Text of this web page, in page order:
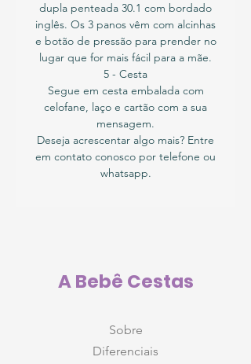
dupla penteada 30.1 com bordado
inglês. Os 3 panos vêm com alcinhas
e botão de pressão para prender no
lugar que for mais fácil para a mãe.
5 - Cesta
Segue em cesta embalada com
celofane, laço e cartão com a sua
mensagem.
Deseja acrescentar algo mais? Entre
em contato conosco por telefone ou
whatsapp.
A Bebê Cestas
Sobre
Diferenciais